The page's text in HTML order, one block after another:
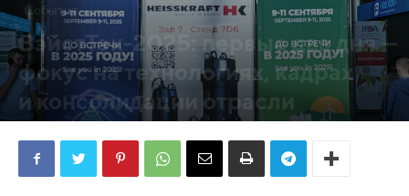
События
ВэйстТэк-2025: первые два дня —
фокус на технологиях, кадрах
и консолидации отрасли